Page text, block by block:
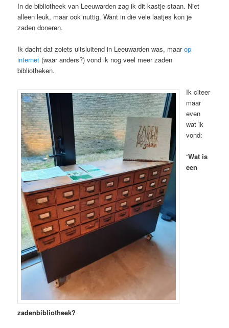
In de bibliotheek van Leeuwarden zag ik dit kastje staan. Niet
alleen leuk, maar ook nuttig. Want in die vele laatjes kon je
zaden doneren.
Ik dacht dat zoiets uitsluitend in Leeuwarden was, maarop
internet (waar anders?) vond ik nog veel meer zaden
bibliotheken.
Ik citeer
maar
even
wat ik
vond:
“Wat is
een
zadenbibliotheek?